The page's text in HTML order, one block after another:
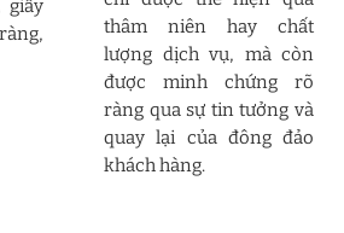
giấy
thâm niên hay chất
lượng dịch vụ, mà còn
được minh chứng rõ
ràng qua sự tin tưởng và
quay lại của đông đảo
khách hàng.